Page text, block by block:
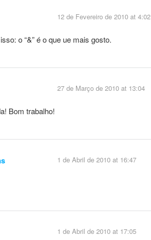
12 de Fevereiro de 2010 at 4:02
o “&” é o que ue mais gosto.
27 de Março de 2010 at 13:04
Bom trabalho!
1 de Abril de 2010 at 16:47
1 de Abril de 2010 at 17:05